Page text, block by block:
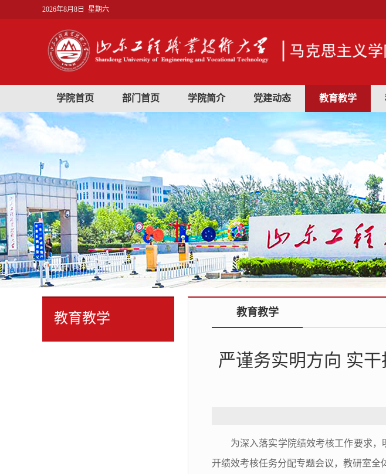
2026年8月8日 星期六
学院首页 部门首页 学院简介 党建动态 教育教学
教育教学 教育教学
严谨务实明方向 实
为深入落实学院绩效考核工作要求
开绩效考核任务分配专题会议，教研室全